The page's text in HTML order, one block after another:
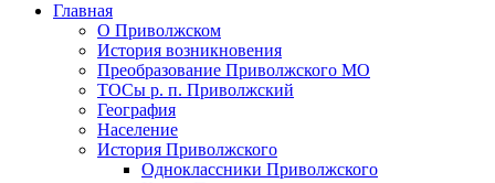
Главная
О Приволжском
История возникновения
Преобразование Приволжского МО
ТОСы р. п. Приволжский
География
Население
История Приволжского
Одноклассники Приволжского